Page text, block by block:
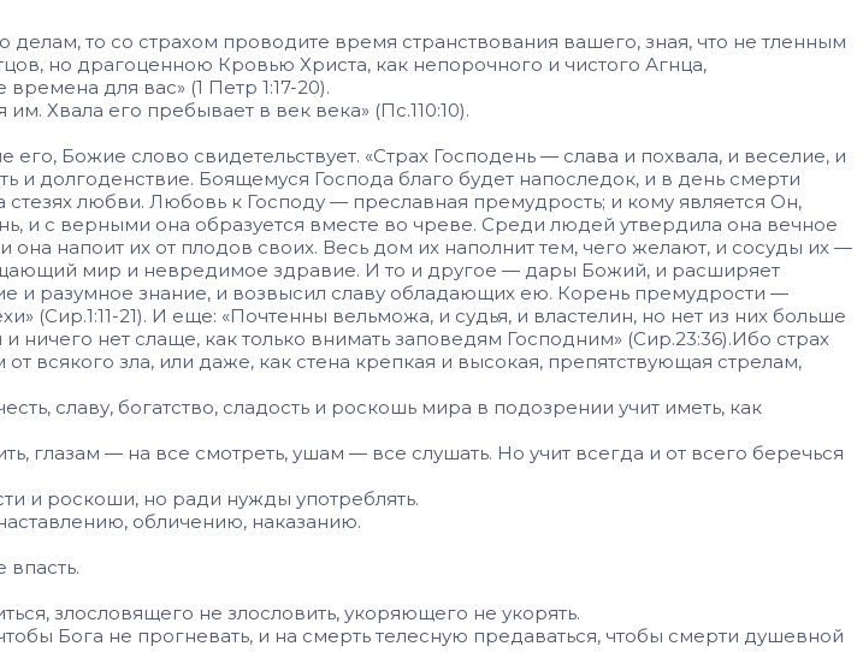
то со страхом проводите время странствования вашего, зная, что не тленным
но драгоценною Кровью Христа, как непорочного и чис­того Агнца,
для вас» (1 Петр 1:17-20).
Хвала его пребывает в век века» (Пс.110:10).
Бо­жие слово свидетельствует. «Страх Господень — слава и похвала, и веселие, и
и долгоденствие. Боящемуся Гос­пода благо будет напоследок, и в день смерти
стезях любви. Любовь к Господу — преславная премудрость; и кому является Он,
и с верными она образуется вместе во чреве. Среди людей утвердила она вечное
напоит их от плодов своих. Весь дом их напол­нит тем, чего желают, и сосуды их —
мир и невредимое здравие. И то и дру­гое — дары Божий, и расширяет
и разумное знание, и возвысил сла­ву обладающих ею. Корень премудрости —
(Сир.1:11-21). И еще: «Почтенны вельможа, и судья, и властелин, но нет из них больше
ничего нет слаще, как только внимать запове­дям Господним» (Сир.23:36).Ибо страх
всякого зла, или даже, как стена крепкая и высокая, препятствующая стрелам,
славу, богатство, сла­дость и роскошь мира в подозрении учит иметь, как
глазам — на все смотреть, ушам — все слушать. Но учит все­гда и от всего беречься
и роско­ши, но ради нужды употреблять.
обличению, наказанию.
впасть.
злосло­вящего не злословить, укоряющего не укорять.
Бога не прогневать, и на смерть телесную предавать­ся, чтобы смерти душевной